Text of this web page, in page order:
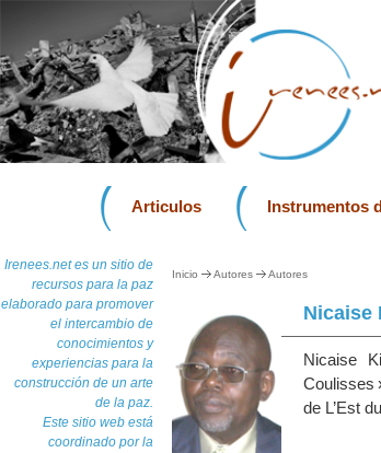
Articulos Instrumentos
Irenees.net es un sitio de
recursos para la paz
elaborado para promover
el intercambio de
conocimientos y
experiencias para la
construcción de un arte
de la paz.
Este sitio web está
coordinado por la
Inicio Autores Autores
Nicaise
Nicaise
Coulisses
de L’Est